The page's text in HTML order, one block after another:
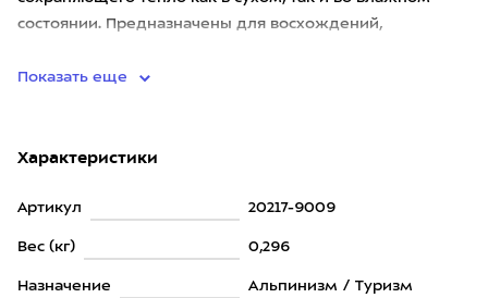
состоянии. Предназначены для восхождений,
Показать еще
Характеристики
Артикул 20217-9009
Вес (кг) 0,296
Назначение Альпинизм / Туризм